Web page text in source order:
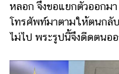
หลอก จึงขอแยกตัวออกม
โทรศัพท์มาตามให้ตนกลั
ไม่ไป พระรูปนี้จึงดีดตนอ